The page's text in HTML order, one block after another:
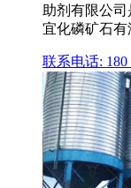
助剂有限公
宜化磷矿石有
联系电话: 180